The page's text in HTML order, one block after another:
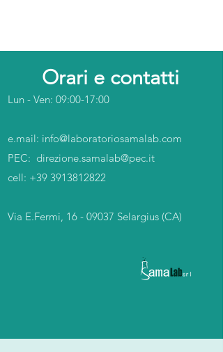
Orari e contatti
Lun - Ven: 09:00-17:00
e.mail: info@laboratoriosamalab.com
PEC:​ ​ direzione.samalab@pec.it
cell: +39 3913812822
Via E.Fermi, 16 - 09037 Selargius (CA)